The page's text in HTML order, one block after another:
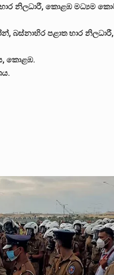
නිලධාරී, කොළඹ මධ්‍යම
බස්නාහිර පළාත භාර
කොළඹ.